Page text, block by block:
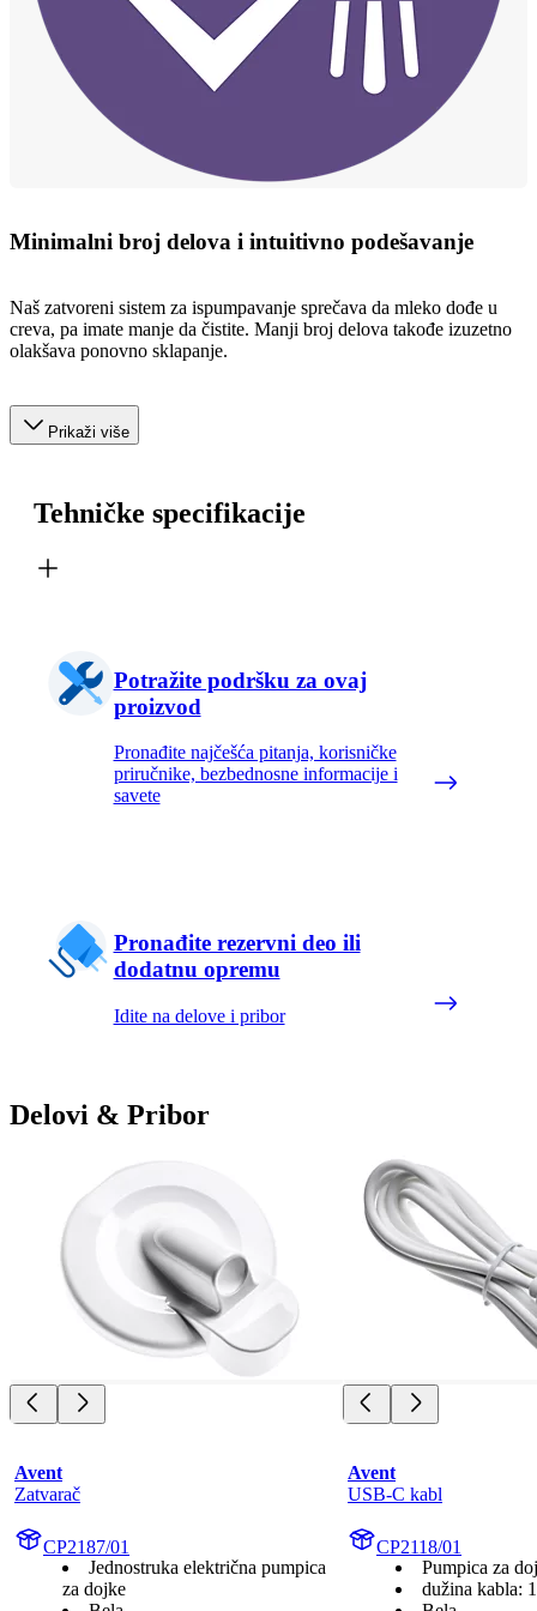
Minimalni broj delova i intuitivno podešavanje
Naš zatvoreni sistem za ispumpavanje sprečava da mleko dođe u
creva, pa imate manje da čistite. Manji broj delova takođe izuzetno
olakšava ponovno sklapanje.
Prikaži više
Tehničke specifikacije
Potražite podršku za ovaj
proizvod
Pronađite najčešća pitanja, korisničke
priručnike, bezbednosne informacije i
savete
Pronađite rezervni deo ili
dodatnu opremu
Idite na delove i pribor
Delovi & Pribor
Avent
Zatvarač
CP2187/01
Jednostruka električna pumpica
za dojke
Avent
USB-C kabl
CP2118/01
Pumpica za
dužina kabla: